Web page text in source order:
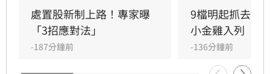
處置股新制上路！專家曝
「3招應對法」
-187分鐘前
9檔明起抓去關
小金雞入列
-136分鐘前